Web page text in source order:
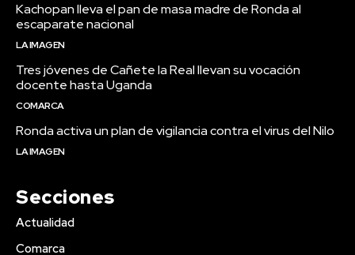
Kachopan lleva el pan de masa madre de Ronda al
escaparate nacional
LA IMAGEN
Tres jóvenes de Cañete la Real llevan su vocación
docente hasta Uganda
COMARCA
Ronda activa un plan de vigilancia contra el virus del Nilo
LA IMAGEN
Secciones
Actualidad
Comarca